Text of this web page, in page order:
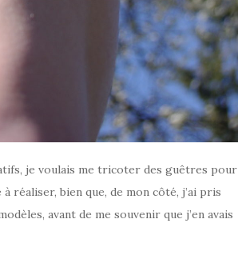
je voulais me tricoter des guêtres pour
bien que, de mon côté, j’ai pris
avant de me souvenir que j’en avais